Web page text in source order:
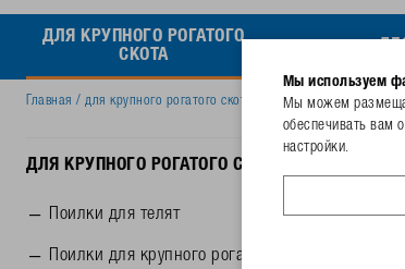
ДЛЯ КРУПНОГО РОГАТОГО
СКОТА
Главная / для крупного рогатого скота Oборудование для
ДЛЯ КРУПНОГО РОГАТОГО СКОТА
Поилки для телят
Поилки для крупного рогатого скота
Мы используем
Мы можем
обеспечивать вам
настройки.